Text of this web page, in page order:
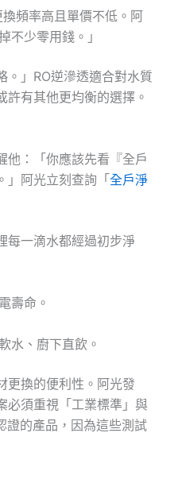
換頻率高且單價不低。阿
不少零用錢。」
。」RO逆滲透適合對水質
有其他更均衡的選擇。
他：「你應該先看『全戶
」阿光立刻查詢「全戶淨
每一滴水都經過初步淨
壽命。
水、廚下直飲。
更換的便利性。阿光發
必須重視「工業標準」與
證的產品，因為這些測試